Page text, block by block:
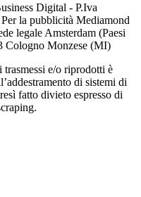
Digital - P.Iva
la pubblicità Mediamond
legale Amsterdam (Paesi
Cologno Monzese (MI)
e/o riprodotti è
di sistemi di
fatto divieto espresso di